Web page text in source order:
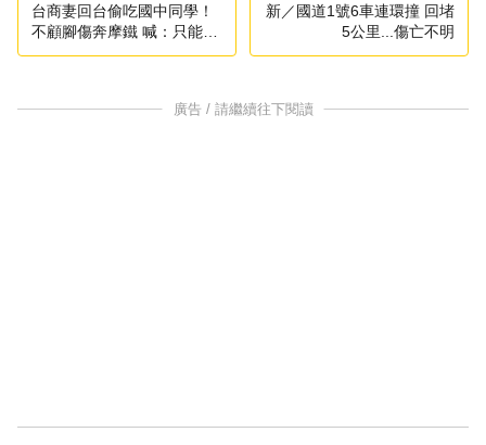
台商妻回台偷吃國中同學！
不顧腳傷奔摩鐵 喊：只能趴
著
新／國道1號6車連環撞 回堵
5公里...傷亡不明
廣告 / 請繼續往下閱讀